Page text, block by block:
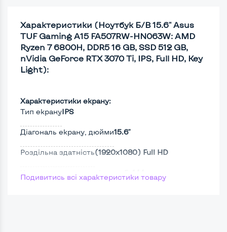
Характеристики (Ноутбук Б/В 15.6" Asus
TUF Gaming A15 FA507RW-HN063W: AMD
Ryzen 7 6800H, DDR5 16 GB, SSD 512 GB,
nVidia GeForce RTX 3070 Ti, IPS, Full HD, Key
Light):
Характеристики екрану:
Тип екрануIPS
Діагональ екрану, дюйми15.6"
Роздільна здатність(1920х1080) Full HD
Подивитись всі характеристики товару